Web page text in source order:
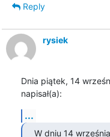
Reply
rysiek
Dnia piątek, 14
napisał(a):
...